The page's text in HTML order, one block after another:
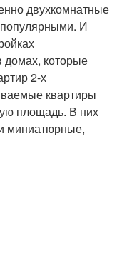
двухкомнатные
И
домах, которые
2-х
квартиры
площадь. В них
миниатюрные,